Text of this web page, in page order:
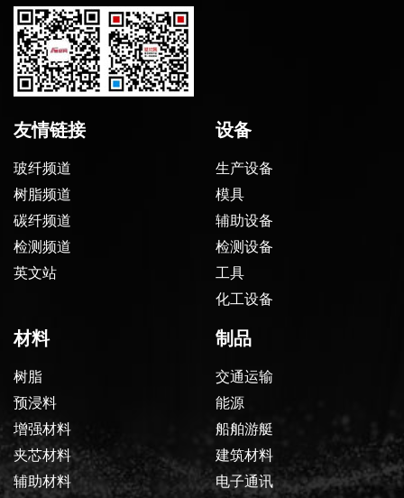
友情链接
玻纤频道
树脂频道
碳纤频道
检测频道
英文站
设备
生产设备
模具
辅助设备
检测设备
工具
化工设备
材料
树脂
预浸料
增强材料
夹芯材料
辅助材料
制品
交通运输
能源
船舶游艇
建筑材料
电子通讯